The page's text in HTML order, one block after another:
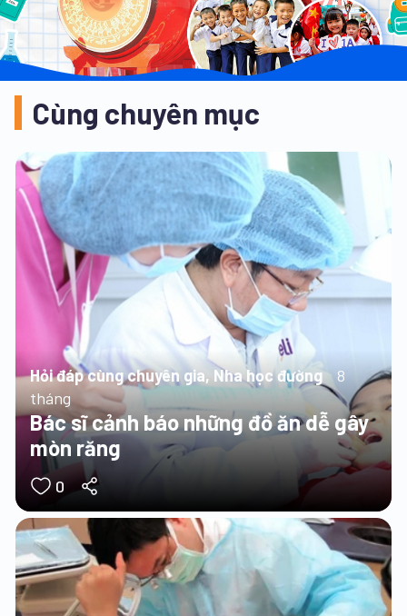
Cùng chuyên mục
Hỏi đáp cùng chuyên gia, Nha học đường
8
tháng
Bác sĩ cảnh báo những đồ ăn dễ gây
mòn răng
0